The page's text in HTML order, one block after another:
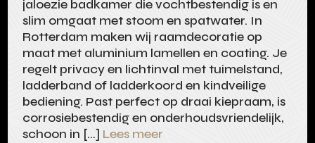
jaloezie badkamer die vochtbestendig is en
slim omgaat met stoom en spatwater. In
Rotterdam maken wij raamdecoratie op
maat met aluminium lamellen en coating. Je
regelt privacy en lichtinval met tuimelstand,
ladderband of ladderkoord en kindveilige
bediening. Past perfect op draai kiepraam, is
corrosiebestendig en onderhoudsvriendelijk,
schoon in […] Lees meer